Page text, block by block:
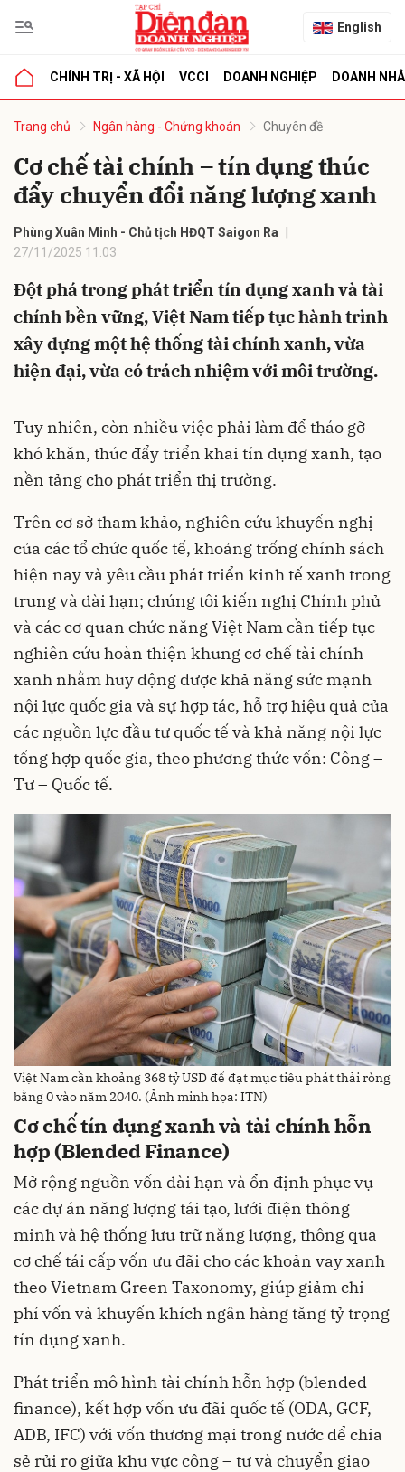
English
CHÍNH TRỊ - XÃ HỘI VCCI DOANH NGHIỆP DOANH
Trang chủ Ngân hàng - Chứng khoán Chuyên đề
Cơ chế tài chính – tín dụng thúc
đẩy chuyển đổi năng lượng xanh
Phùng Xuân Minh - Chủ tịch HĐQT Saigon Ra
27/11/2025 11:03
Đột phá trong phát triển tín dụng xanh và tài
chính bền vững, Việt Nam tiếp tục hành trình
xây dựng một hệ thống tài chính xanh, vừa
hiện đại, vừa có trách nhiệm với môi trường.
Tuy nhiên, còn nhiều việc phải làm để tháo gỡ
khó khăn, thúc đẩy triển khai tín dụng xanh, tạo
nền tảng cho phát triển thị trường.
Trên cơ sở tham khảo, nghiên cứu khuyến nghị
của các tổ chức quốc tế, khoảng trống chính sách
hiện nay và yêu cầu phát triển kinh tế xanh trong
trung và dài hạn; chúng tôi kiến nghị Chính phủ
và các cơ quan chức năng Việt Nam cần tiếp tục
nghiên cứu hoàn thiện khung cơ chế tài chính
xanh nhằm huy động được khả năng sức mạnh
nội lực quốc gia và sự hợp tác, hỗ trợ hiệu quả của
các nguồn lực đầu tư quốc tế và khả năng nội lực
tổng hợp quốc gia, theo phương thức vốn: Công –
Tư – Quốc tế.
Việt Nam cần khoảng 368 tỷ USD để đạt mục tiêu phát thải ròng
bằng 0 vào năm 2040. (Ảnh minh họa: ITN)
Cơ chế tín dụng xanh và tài chính hỗn
hợp (Blended Finance)
Mở rộng nguồn vốn dài hạn và ổn định phục vụ
các dự án năng lượng tái tạo, lưới điện thông
minh và hệ thống lưu trữ năng lượng, thông qua
cơ chế tái cấp vốn ưu đãi cho các khoản vay xanh
theo Vietnam Green Taxonomy, giúp giảm chi
phí vốn và khuyến khích ngân hàng tăng tỷ trọng
tín dụng xanh.
Phát triển mô hình tài chính hỗn hợp (blended
finance), kết hợp vốn ưu đãi quốc tế (ODA, GCF,
ADB, IFC) với vốn thương mại trong nước để chia
sẻ rủi ro giữa khu vực công – tư và chuyển giao
luận